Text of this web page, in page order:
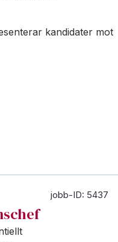
kandidater mot
jobb-ID: 5437